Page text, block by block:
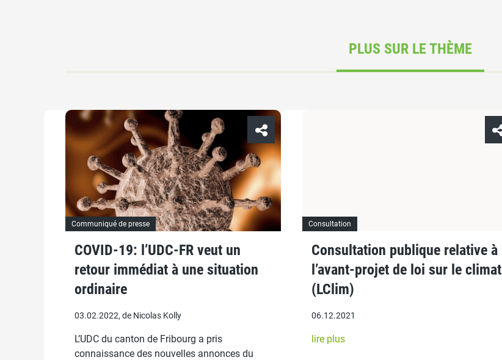
PLUS SUR LE THÈME
Communiqué de presse
COVID-19: l’UDC-FR veut un
retour immédiat à une situation
ordinaire
03.02.2022, de Nicolas Kolly
L’UDC du canton de Fribourg a pris
connaissance des nouvelles annonces du
Consultation
Consultation publique relative à
l’avant-projet de loi sur le climat
(LClim)
06.12.2021
lire plus